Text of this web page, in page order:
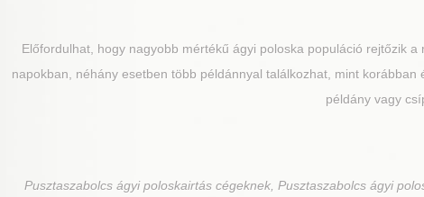
Előfordulhat, hogy nagyobb mértékű ágyi poloska populáció rejtőzik
napokban, néhány esetben több példánnyal találkozhat, mint
példány vagy
Pusztaszabolcságyi poloskairtás cégeknek, Pusztaszabolcs ágyi